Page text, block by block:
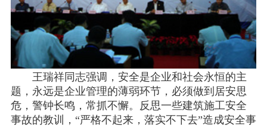
王瑞祥同志强调，安全是企业和社会永恒的主
题，永远是企业管理的薄弱环节，必须做到居安思
危，警钟长鸣，常抓不懈。反思一些建筑施工安全
事故的教训，“严格不起来，落实不下去”造成安全事